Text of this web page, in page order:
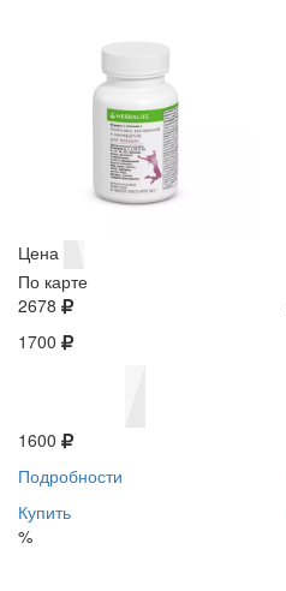
Цена
По карте
2678
1700
1600
Подробности
Купить
%